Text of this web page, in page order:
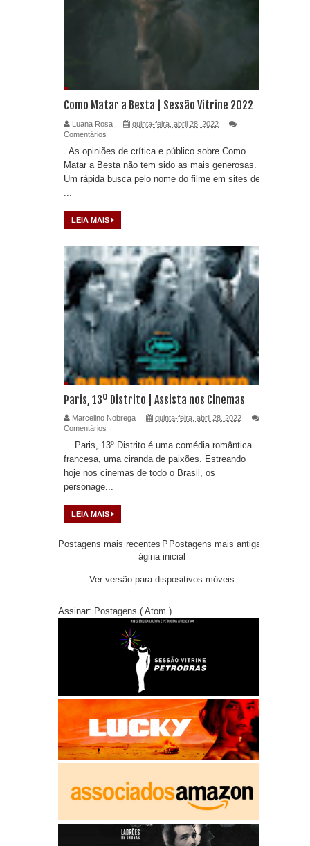
Como Matar a Besta | Sessão Vitrine 2022
Luana Rosa
quinta-feira, abril 28, 2022
Comentários
As opiniões de crítica e público sobre Como
Matar a Besta não tem sido as mais generosas.
Um rápida busca pelo nome do filme em sites de
LEIA MAIS
Paris, 13º Distrito | Assista nos Cinemas
Marcelino Nobrega
quinta-feira, abril 28, 2022
Comentários
Paris, 13º Distrito é uma comédia romântica
francesa, uma ciranda de paixões. Estreando
hoje nos cinemas de todo o Brasil, os
personage...
LEIA MAIS
Postagens mais recentes Postagens mais antigas
P
ágina inicial
Ver versão para dispositivos móveis
Assinar: Postagens ( Atom )